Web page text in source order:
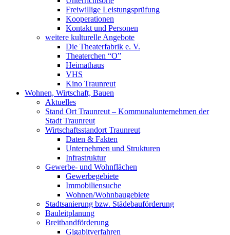
Freiwillige Leistungsprüfung
Kooperationen
Kontakt und Personen
weitere kulturelle Angebote
Die Theaterfabrik e. V.
Theaterchen “O”
Heimathaus
VHS
Kino Traunreut
Wohnen, Wirtschaft, Bauen
Aktuelles
Stand Ort Traunreut – Kommunalunternehmen der
Stadt Traunreut
Wirtschaftsstandort Traunreut
Daten & Fakten
Unternehmen und Strukturen
Infrastruktur
Gewerbe- und Wohnflächen
Gewerbegebiete
Immobiliensuche
Wohnen/Wohnbaugebiete
Stadtsanierung bzw. Städebauförderung
Bauleitplanung
Breitbandförderung
Gigabitverfahren